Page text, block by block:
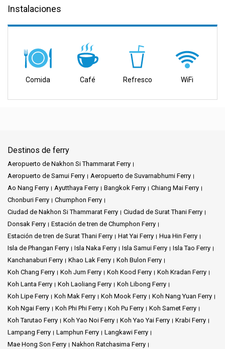
Instalaciones
Comida Café Refresco WiFi
Destinos de ferry
Aeropuerto de Nakhon Si Thammarat Ferry
Aeropuerto de Samui Ferry
Aeropuerto de Suvarnabhumi Ferry
Ao Nang Ferry
Ayutthaya Ferry Bangkok Ferry
Chiang Mai Ferry
Chonburi Ferry
Chumphon Ferry
Ciudad de Nakhon Si Thammarat Ferry
Ciudad de Surat Thani Ferry
Donsak Ferry
Estación de tren de Chumphon Ferry
Estación de tren de Surat Thani Ferry
Hat Yai Ferry
Hua Hin Ferry
Isla de Phangan Ferry
Isla Naka Ferry Isla Samui Ferry
Isla Tao Ferry
Kanchanaburi Ferry
Khao Lak Ferry
Koh Bulon Ferry
Koh Chang Ferry
Koh Jum Ferry Koh Kood Ferry
Koh Kradan Ferry
Koh Lanta Ferry
Koh Laoliang Ferry
Koh Libong Ferry
Koh Lipe Ferry
Koh Mak Ferry Koh Mook Ferry
Koh Nang Yuan Ferry
Koh Ngai Ferry
Koh Phi Phi Ferry Koh Pu Ferry
Koh Samet Ferry
Koh Tarutao Ferry
Koh Yao Noi Ferry Koh Yao Yai Ferry
Krabi Ferry
Lampang Ferry
Lamphun Ferry
Langkawi Ferry
Mae Hong Son Ferry
Nakhon Ratchasima Ferry